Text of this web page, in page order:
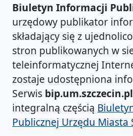
Biuletyn Informacji
urzędowy publikator
składający się z
stron publikowanych w
teleinformatycznej
zostaje udostępniona
Serwis
integralną częścią
Publicznej Urzędu Miasta